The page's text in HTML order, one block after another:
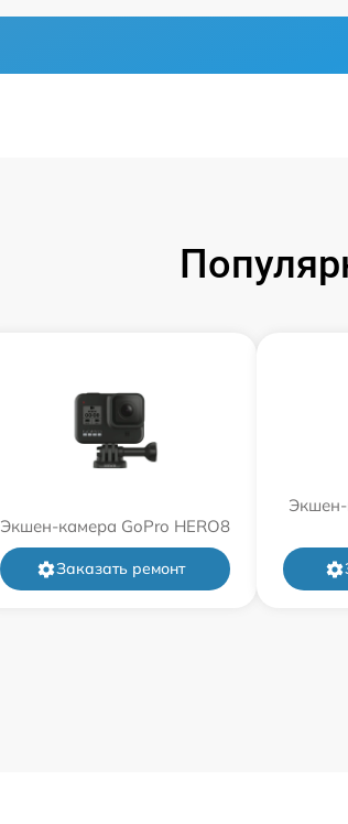
Экшен-камера GoPro HERO8
Заказать ремонт
Экшен-